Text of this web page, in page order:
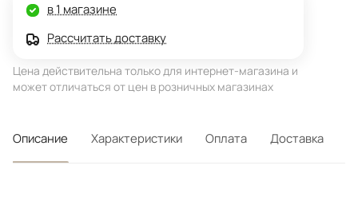
в 1 магазине
Рассчитать доставку
Цена действительна только для интернет-магазина и
может отличаться от цен в розничных магазинах
Описание Характеристики Оплата Доставка